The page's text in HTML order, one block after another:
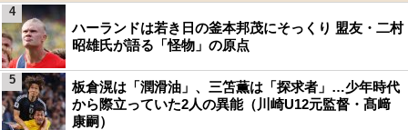
ハーランドは若き日の釜本邦茂にそっくり 盟友・二村
昭雄氏が語る「怪物」の原点
4
板倉滉は「潤滑油」、三笘薫は「探求者」…少年時代
から際立っていた2人の異能（川崎U12元監督・髙﨑
康嗣）
5